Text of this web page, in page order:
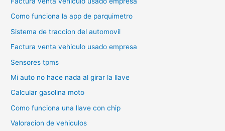
Como funciona la app de parquimetro
Sistema de traccion del automovil
Factura venta vehiculo usado empresa
Sensores tpms
Mi auto no hace nada al girar la llave
Calcular gasolina moto
Como funciona una llave con chip
Valoracion de vehiculos